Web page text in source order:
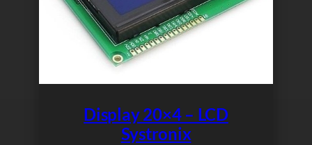
Display 20×4 – LCD
Systronix